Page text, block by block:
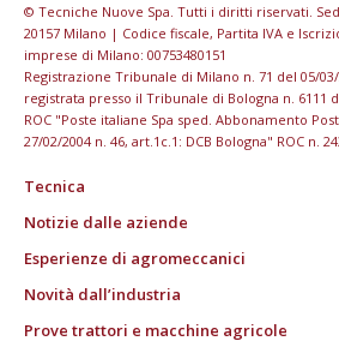
© Tecniche Nuove Spa. Tutti i diritti riservati.
20157 Milano | Codice fiscale, Partita IVA e
imprese di Milano: 00753480151
Registrazione Tribunale di Milano n. 71 del 05/
registrata presso il Tribunale di Bologna n. 6111
ROC "Poste italiane Spa sped. Abbonamento
27/02/2004 n. 46, art.1c.1: DCB Bologna" ROC n.
Tecnica
Notizie dalle aziende
Esperienze di agromeccanici
Novità dall’industria
Prove trattori e macchine agricole